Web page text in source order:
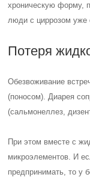
хроническую форму,
люди с циррозом уже
Потеря
Обезвоживание
(поносом). Диарея
(сальмонеллез,
При этом вместе с
микроэлементов. И
предпринимать, то у